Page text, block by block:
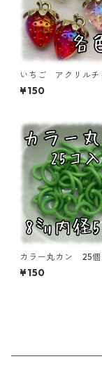
いちご アクリル
各色2個入り 【
ｐ】
¥150
カラー丸カン 25
㎜ ライトグリーン
GRN】
¥150